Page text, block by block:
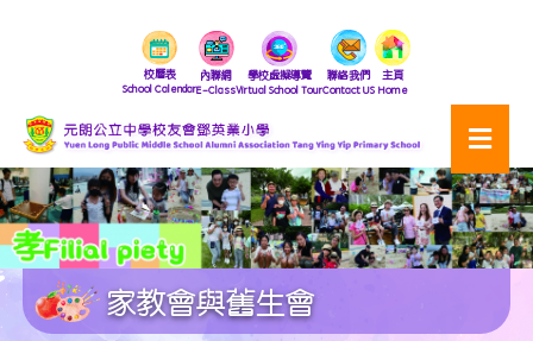
校曆表
School Calendar
內聯網
E-Class
學校虛擬導覽
Virtual School Tour
聯絡我們
Contact US
主頁
Home
家教會與舊生會